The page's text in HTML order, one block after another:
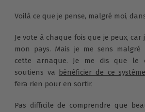
Voilà ce que je pense, malgré moi,
Je vote à chaque fois que je peux, car
mon pays. Mais je me sens malgré
cette arnaque. Je me dis que le
soutiens va
bénéficier de ce
fera rien pour en sortir.
Pas difficile de comprendre que